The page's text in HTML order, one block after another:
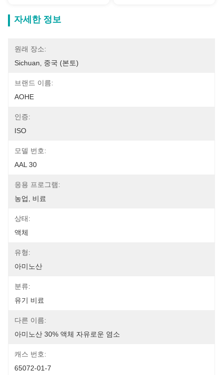
자세한 정보
원래 장소:
Sichuan, 중국 (본토)
브랜드 이름:
AOHE
인증:
ISO
모델 번호:
AAL 30
응용 프로그램:
농업, 비료
상태:
액체
유형:
아미노산
분류:
유기 비료
다른 이름:
아미노산 30% 액체 자유로운 염소
캐스 번호:
65072-01-7